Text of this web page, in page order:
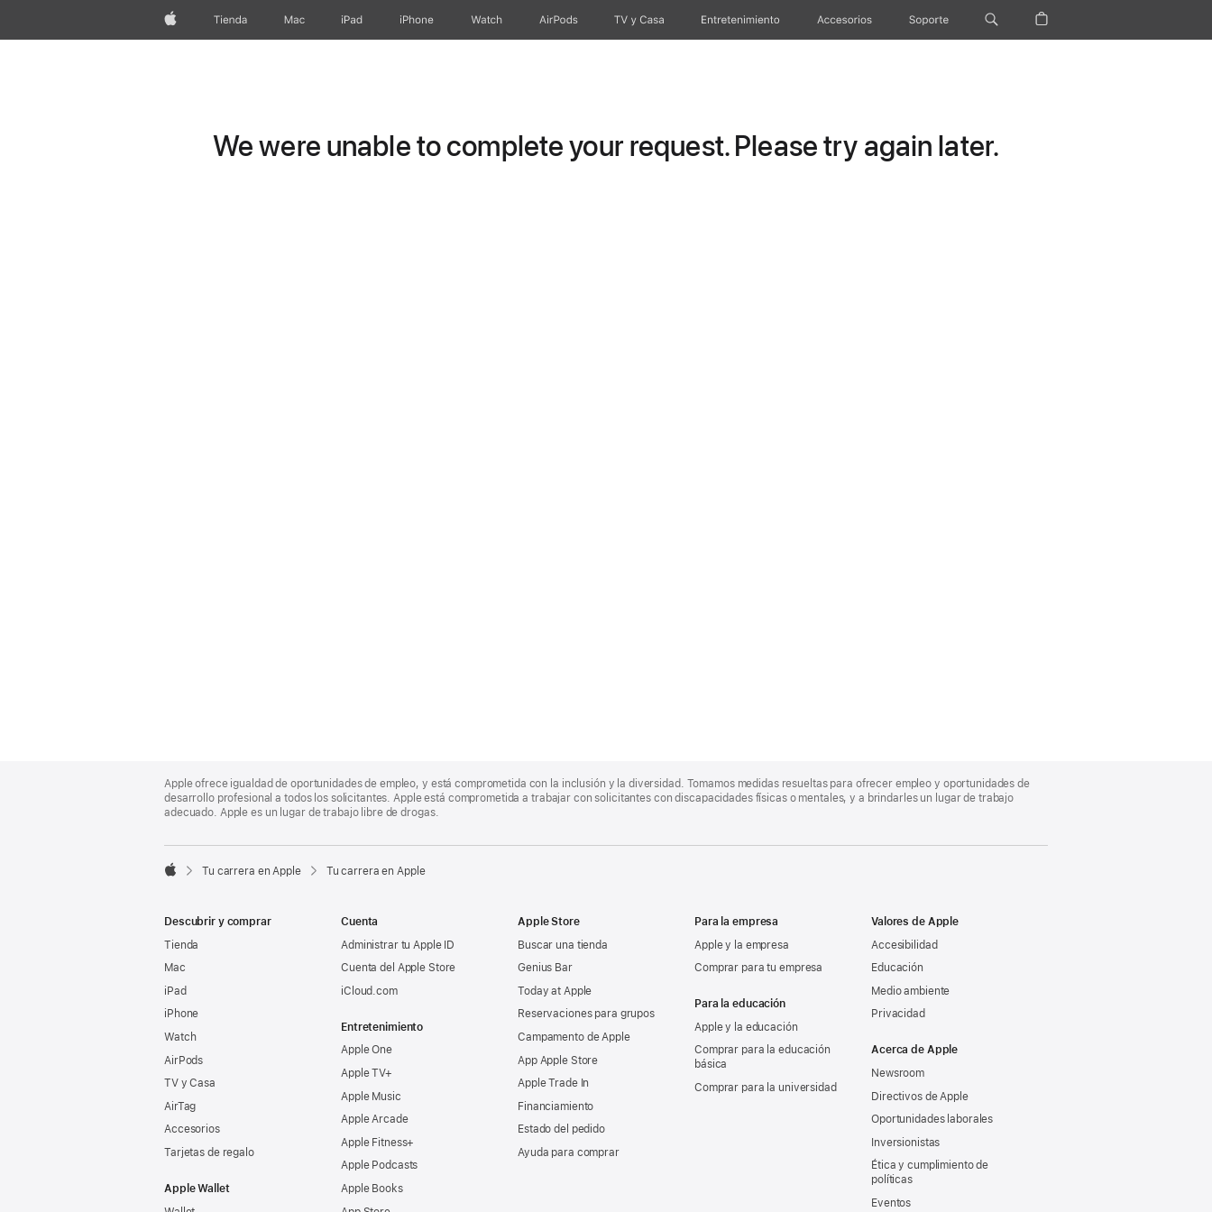
AppleTienda Mac iPad iPhone Watch AirPods TV & Casa Entretenimiento Accesorios Soporte
We were unable to complete your request. Please try again later.
Footer
Apple ofrece igualdad de oportunidades de empleo, y está comprometida con la inclusión y la diversidad. Tomamos medidas resueltas para ofrecer empleo y oportunidades de
desarrollo profesional a todos los solicitantes. Apple está comprometida a trabajar con solicitantes con discapacidades físicas o mentales, y a brindarles un lugar de trabajo
adecuado. Apple es un lugar de trabajo libre de drogas.

Tu carrera en Apple Tu carrera en Apple
Descubrir y comprar
Tienda
Mac
iPad
iPhone
Watch
AirPods
TV y Casa
AirTag
Accesorios
Tarjetas de regalo
Apple Wallet
Cuenta
Administrar tu Apple ID
Cuenta del Apple Store
iCloud.com
Entretenimiento
Apple One
Apple TV+
Apple Music
Apple Arcade
Apple Fitness+
Apple Podcasts
Apple Books
Apple Store
Buscar una tienda
Genius Bar
Today at Apple
Reservaciones para grupos
Campamento de Apple
App Apple Store
Apple Trade In
Financiamiento
Estado del pedido
Ayuda para comprar
Para la empresa
Apple y la empresa
Comprar para tu empresa
Para la educación
Apple y la educación
Comprar para la educación
básica
Comprar para la universidad
Valores de Apple
Accesibilidad
Educación
Medio ambiente
Privacidad
Acerca de Apple
Newsroom
Directivos de Apple
Oportunidades laborales
Inversionistas
Ética y cumplimiento de
políticas
Eventos